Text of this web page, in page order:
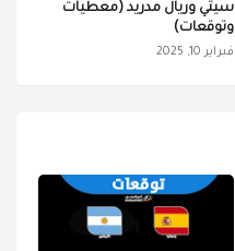
سيتي وريال مدريد (معطيات
وتوقعات)
فبراير 10, 2025